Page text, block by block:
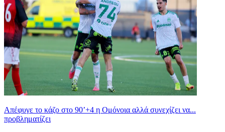
Απέφυγε το κάζο στο 90’+4 η Ομόνοια αλλά συνεχίζει να...
προβληματίζει